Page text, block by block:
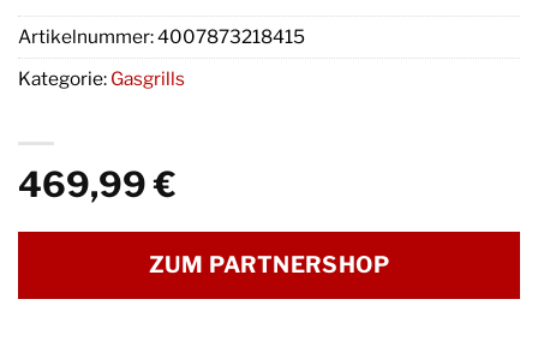
469,99€
ZUM PARTNERSHOP
Artikelnummer:4007873218415
Kategorie: Gasgrills